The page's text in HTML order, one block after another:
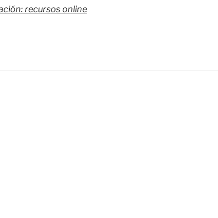
recursos online